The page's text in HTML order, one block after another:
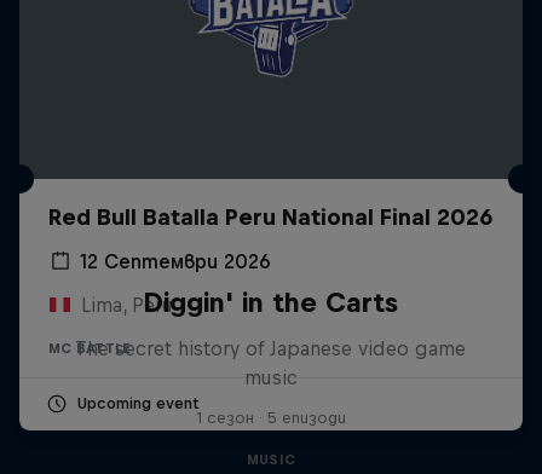
Red Bull Batalla Peru National Final 2026
12 Септември 2026
Lima, Peru
MC BATTLE
Upcoming event
Diggin' in the Carts
The secret history of Japanese video game
music
1 сезон · 5 епизоди
MUSIC